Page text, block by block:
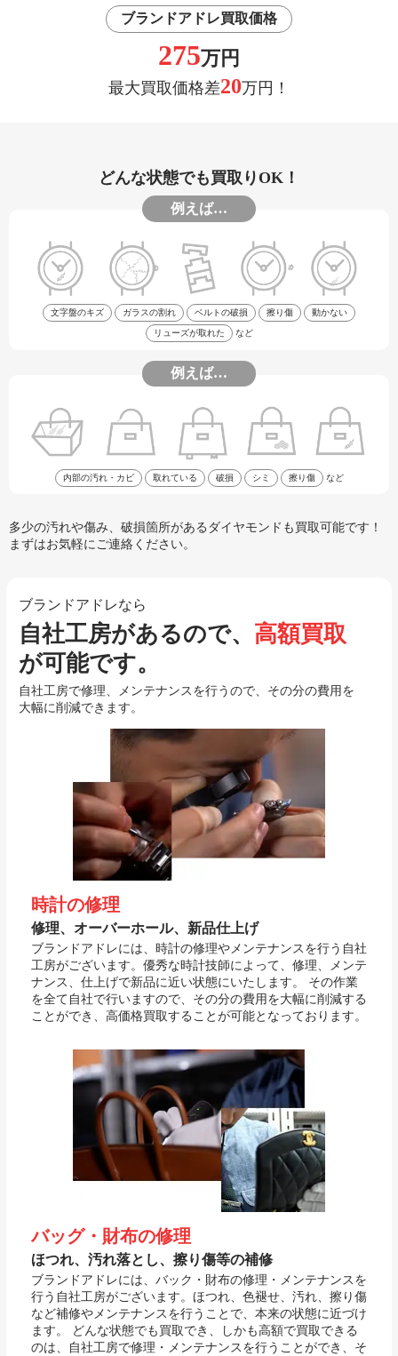
ブランドアドレ買取価格
275万円
最大買取価格差20万円！
どんな状態でも買取りOK！
例えば…
文字盤のキズ ガラスの割れ ベルトの破損 擦り傷 動かない
リューズが取れた など
例えば…
内部の汚れ・カビ 取れている 破損 シミ 擦り傷 など
多少の汚れや傷み、破損箇所があるダイヤモンドも買取可能です！
まずはお気軽にご連絡ください。
ブランドアドレなら
自社工房があるので、 高額買取
が可能です。
自社工房で修理、メンテナンスを行うので、その分の費用を
大幅に削減できます。
時計の修理
修理、オーバーホール、新品仕上げ
ブランドアドレには、時計の修理やメンテナンスを行う自社
工房がございます。優秀な時計技師によって、修理、メンテ
ナンス、仕上げで新品に近い状態にいたします。 その作業
を全て自社で行いますので、その分の費用を大幅に削減する
ことができ、高価格買取することが可能となっております。
バッグ・財布の修理
ほつれ、汚れ落とし、擦り傷等の補修
ブランドアドレには、バック・財布の修理・メンテナンスを
行う自社工房がございます。ほつれ、色褪せ、汚れ、擦り傷
など補修やメンテナンスを行うことで、本来の状態に近づけ
ます。 どんな状態でも買取でき、しかも高額で買取できる
のは、自社工房で修理・メンテナンスを行うことができ、そ